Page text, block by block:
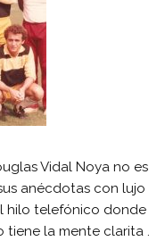
Vidal Noya no es
anécdotas con lujo
hilo telefónico donde
la mente clarita .